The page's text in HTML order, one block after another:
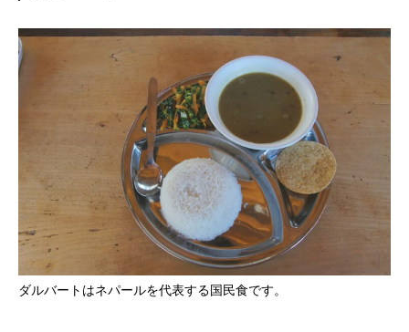
ダルバートはネパールを代表する国民食です。